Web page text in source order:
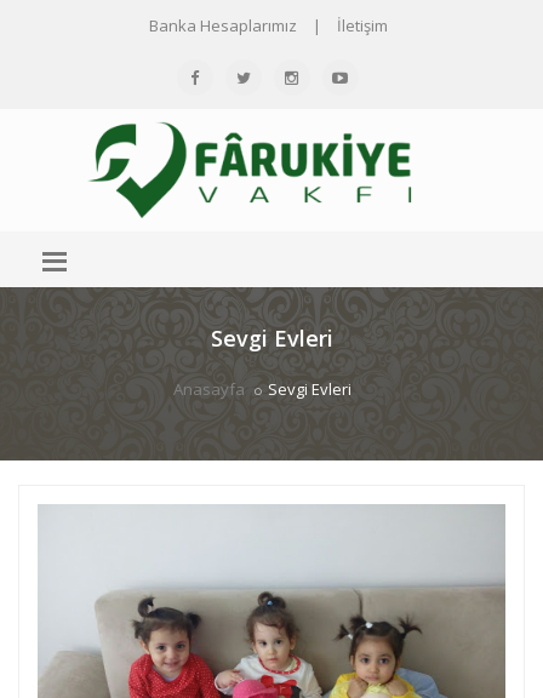
Banka Hesaplarımız | İletişim
Sevgi Evleri
Anasayfa Sevgi Evleri